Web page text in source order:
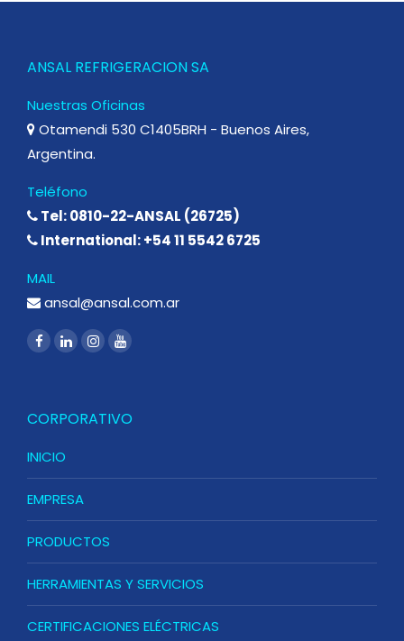
ANSAL REFRIGERACION SA
Nuestras Oficinas
Otamendi 530 C1405BRH - Buenos Aires,
Argentina.
Teléfono
Tel: 0810-22-ANSAL (26725)
International: +54 11 5542 6725
MAIL
ansal@ansal.com.ar
CORPORATIVO
INICIO
EMPRESA
PRODUCTOS
HERRAMIENTAS Y SERVICIOS
CERTIFICACIONES ELÉCTRICAS